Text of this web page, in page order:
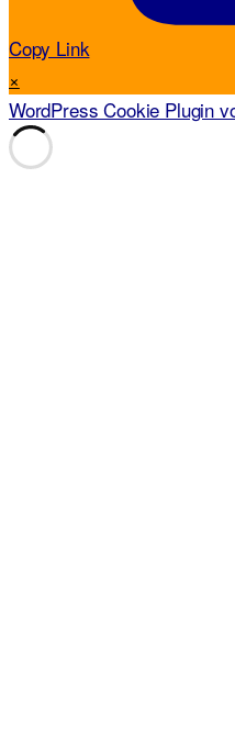
Copy Link
×
WordPress Cookie Plugin